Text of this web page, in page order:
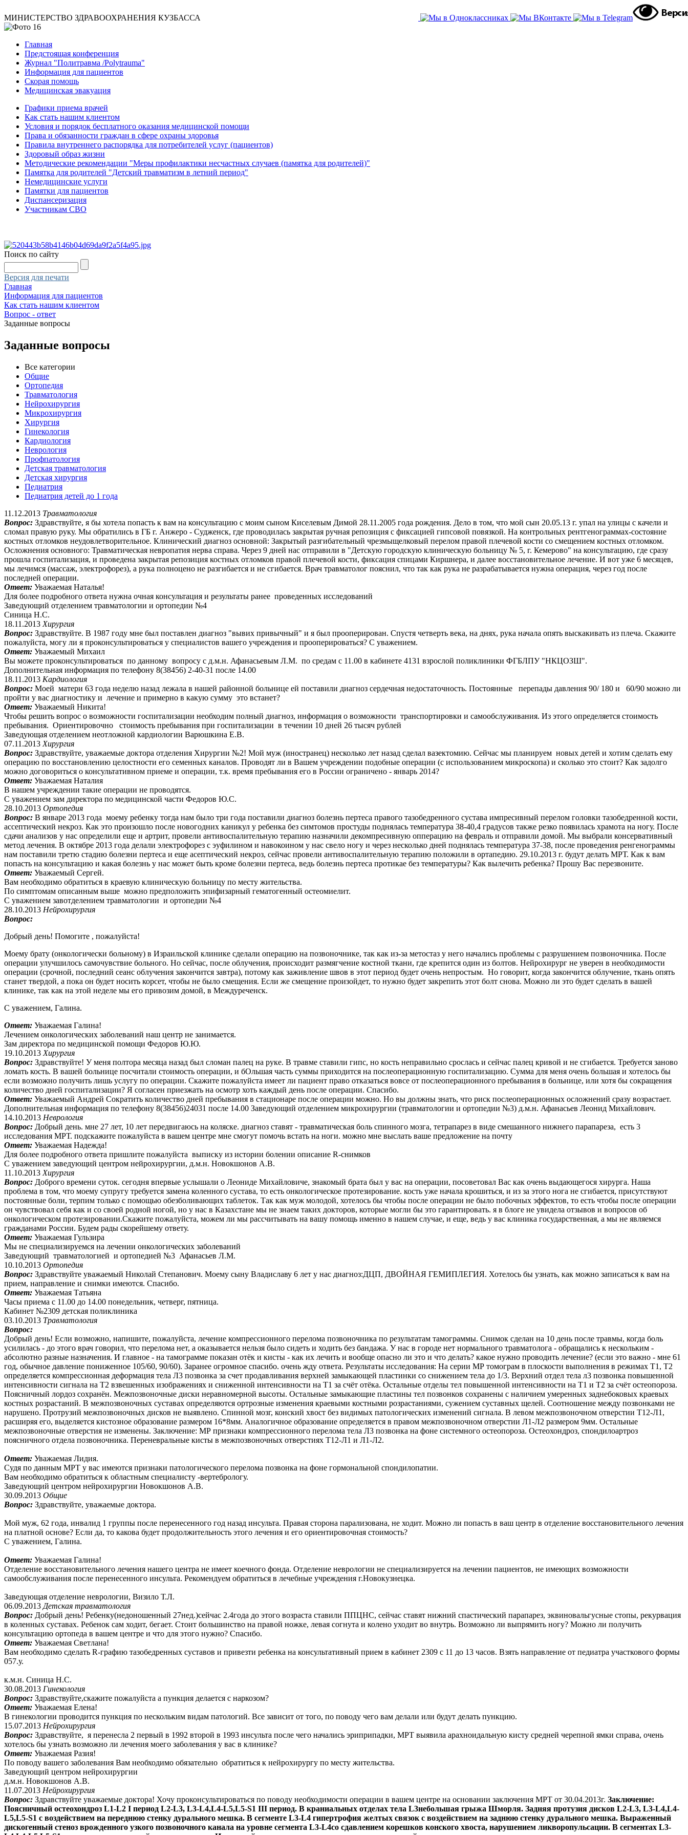
МИНИСТЕРСТВО ЗДРАВООХРАНЕНИЯ КУЗБАССА
Главная
Предстоящая конференция
Журнал "Политравма /Polytrauma"
Информация для пациентов
Скорая помощь
Медицинская эвакуация
Графики приема врачей
Как стать нашим клиентом
Условия и порядок бесплатного оказания медицинской помощи
Права и обязанности граждан в сфере охраны здоровья
Правила внутреннего распорядка для потребителей услуг (пациентов)
Здоровый образ жизни
Методические рекомендации "Меры профилактики несчастных случаев (памятка для родителей)"
Памятка для родителей "Детский травматизм в летний период"
Немедицинские услуги
Памятки для пациентов
Диспансеризация
Участникам СВО
Поиск по сайту
Версия для печати
Главная
Информация для пациентов
Как стать нашим клиентом
Вопрос - ответ
Заданные вопросы
Заданные вопросы
Все категории
Общие
Ортопедия
Травматология
Нейрохирургия
Микрохирургия
Хирургия
Гинекология
Кардиология
Неврология
Профпатология
Детская травматология
Детская хирургия
Педиатрия
Педиатрия детей до 1 года
11.12.2013 Травматология
Вопрос: Здравствуйте, я бы хотела попасть к вам на консультацию с моим сыном Киселевым Димой 28.11.2005 года рождения. Дело в том, что мой сын 20.05.13 г. упал на улицы с качели и
сломал правую руку. Мы обратились в ГБ г. Анжеро - Судженск, где проводилась закрытая ручная репозиция с фиксацией гипсовой повязкой. На контрольных рентгенограммах-состояние
костных отломков неудовлетворительное. Клинический диагноз основной: Закрытый разгибательный чрезмыщелковый перелом правой плечевой кости со смещением костных отломком.
Осложнения основного: Травматическая невропатия нерва справа. Через 9 дней нас отправили в "Детскую городскую клиническую больницу № 5, г. Кемерово" на консультацию, где сразу
прошла госпитализация, и проведена закрытая репозиция костных отломков правой плечевой кости, фиксация спицами Киршнера, и далее восстановительное лечение. И вот уже 6 месяцев,
мы лечимся (массаж, электрофорез), а рука полноцено не разгибается и не сгибается. Врач травматолог пояснил, что так как рука не разрабатывается нужна операция, через год после
последней операции.
Ответ: Уважаемая Наталья!
Для более подробного ответа нужна очная консультация и результаты ранее проведенных исследований
Заведующий отделением травматологии и ортопедии №4
Синица Н.С.
18.11.2013 Хирургия
Вопрос: Здравствуйте. В 1987 году мне был поставлен диагноз "вывих привычный" и я был прооперирован. Спустя четверть века, на днях, рука начала опять выскакивать из плеча. Скажите
пожалуйста, могу ли я проконсультироваться у специалистов вашего учреждения и прооперироваться? С уважением.
Ответ: Уважаемый Михаил
Вы можете проконсультироваться по данному вопросу с д.м.н. Афанасьевым Л.М. по средам с 11.00 в кабинете 4131 взрослой поликлиники ФГБЛПУ "НКЦОЗШ".
Дополнительная информация по телефону 8(38456) 2-40-31 после 14.00
18.11.2013 Кардиология
Вопрос: Моей матери 63 года неделю назад лежала в нашей районной больнице ей поставили диагноз сердечная недостаточность. Постоянные перепады давления 90/ 180 и 60/90 можно ли
пройти у вас диагностику и лечение и примерно в какую сумму это встанет?
Ответ: Уважаемый Никита!
Чтобы решить вопрос о возможности госпитализации необходим полный диагноз, информация о возможности транспортировки и самообслуживания. Из этого определяется стоимость
пребывания. Ориентировочно стоимость пребывания при госпитализации в течении 10 дней 26 тысяч рублей
Заведующая отделением неотложной кардиологии Варюшкина Е.В.
07.11.2013 Хирургия
Вопрос: Здравствуйте, уважаемые доктора отделения Хирургии №2! Мой муж (иностранец) несколько лет назад сделал вазектомию. Сейчас мы планируем новых детей и хотим сделать ему
операцию по восстановлению целостности его семенных каналов. Проводят ли в Вашем учреждении подобные операции (с использованием микроскопа) и сколько это стоит? Как задолго
можно договориться о консультативном приеме и операции, т.к. время пребывания его в России ограничено - январь 2014?
Ответ: Уважаемая Наталия
В нашем учреждении такие операции не проводятся.
С уважением зам директора по медицинской части Федоров Ю.С.
28.10.2013 Ортопедия
Вопрос: В январе 2013 года моему ребенку тогда нам было три года поставили диагноз болезнь пертеса правого тазобедренного сустава импресивный перелом головки тазобедренной кости,
ассептический некроз. Как это произошло после новогодних каникул у ребенка без симтомов простуды поднялась температура 38-40,4 градусов также резко появилась храмота на ногу. После
сдачи анализов у нас определили еще и артрит, провели антивоспалительную терапию назначили декомпресивную опперацию на февраль и отправили домой. Мы выбрали консервативный
метод лечения. В октябре 2013 года делали электрофорез с эуфилином и навокоином у нас свело ногу и через несколько дней поднялась температура 37-38, после проведения ренгенограммы
нам поставили третю стадию болезни пертеса и еще асептический некроз, сейчас провели антивоспалительную терапию положили в ортапедию. 29.10.2013 г. будут делать МРТ. Как к вам
попасть на консультацию и какая болезнь у нас может быть кроме болезни пертеса, ведь болезнь пертеса протикае без температуры? Как вылечить ребенка? Прошу Вас перезвоните.
Ответ: Уважаемый Сергей.
Вам необходимо обратиться в краевую клиническую больницу по месту жительства.
По симптомам описанным выше можно предположить эпифизарный гематогенный остеомиелит.
С уважением завотделением травматологии и ортопедии №4
28.10.2013 Нейрохирургия
Вопрос:
Добрый день! Помогите , пожалуйста!
Моему брату (онкологически больному) в Израильской клинике сделали операцию на позвоночнике, так как из-за метостаз у него начались проблемы с разрушением позвоночника. После
операции улучшилось самочувствие больного. Но сейчас, после облучения, происходит размягчение костной ткани, где крепится один из болтов. Нейрохирург не уверен в необходимости
операции (срочной, последний сеанс облучения закончится завтра), потому как заживление швов в этот период будет очень непростым. Но говорит, когда закончится облучение, ткань опять
станет твердой, а пока он будет носить корсет, чтобы не было смещения. Если же смещение произойдет, то нужно будет закрепить этот болт снова. Можно ли это будет сделать в вашей
клинике, так как на этой неделе мы его привозим домой, в Междуреченск.
С уважением, Галина.
Ответ: Уважаемая Галина!
Лечением онкологических заболеваний наш центр не занимается.
Зам директора по медицинской помощи Федоров Ю.Ю.
19.10.2013 Хирургия
Вопрос: Здравствуйте! У меня полтора месяца назад был сломан палец на руке. В травме ставили гипс, но кость неправильно срослась и сейчас палец кривой и не сгибается. Требуется заново
ломать кость. В вашей больнице посчитали стоимость операции, и бОльшая часть суммы приходится на послеоперационную госпитализацию. Сумма для меня очень большая и хотелось бы
если возможно получить лишь услугу по операции. Скажите пожалуйста имеет ли пациент право отказаться вовсе от послеоперационного пребывания в больнице, или хотя бы сокращения
количество дней госпитализации? Я согласен приезжать на осмотр хоть каждый день после операции. Спасибо.
Ответ: Уважаемый Андрей Сократить количество дней пребывания в стационаре после операции можно. Но вы должны знать, что риск послеоперационных осложнений сразу возрастает.
Дополнительная информация по телефону 8(38456)24031 после 14.00 Заведующий отделением микрохирургии (травматологии и ортопедии №3) д.м.н. Афанасьев Леонид Михайлович.
14.10.2013 Неврология
Вопрос: Добрый день. мне 27 лет, 10 лет передвигаюсь на коляске. диагноз ставят - травматическая боль спинного мозга, тетрапарез в виде смешанного нижнего парапареза, есть 3
исследования МРТ. подскажите пожалуйста в вашем центре мне смогут помочь встать на ноги. можно мне выслать ваше предложение на почту
Ответ: Уважаемая Надежда!
Для более подробного ответа пришлите пожалуйста выписку из истории болении описание R-снимков
С уважением заведующий центром нейрохирургии, д.м.н. Новокшонов А.В.
11.10.2013 Хирургия
Вопрос: Доброго времени суток. сегодня впервые услышали о Леониде Михайловиче, знакомый брата был у вас на операции, посоветовал Вас как очень выдающегося хирурга. Наша
проблема в том, что моему супругу требуется замена коленного сустава, то есть онкологическое протезирование. кость уже начала крошиться, и из за этого нога не сгибается, присутствуют
постоянные боли, терпим только с помощью обезболивающих таблеток. Так как муж молодой, хотелось бы чтобы после операции не было побочных эффектов, то есть чтобы после операции
он чувствовал себя как и со своей родной ногой, но у нас в Казахстане мы не знаем таких докторов, которые могли бы это гарантировать. я в блоге не увидела отзывов и вопросов об
онкологическом протезировании.Скажите пожалуйста, можем ли мы рассчитывать на вашу помощь именно в нашем случае, и еще, ведь у вас клиника государственная, а мы не являемся
гражданами России. Будем рады скорейшему ответу.
Ответ: Уважаемая Гульзира
Мы не специализируемся на лечении онкологических заболеваний
Заведующий травматологией и ортопедией №3 Афанасьев Л.М.
10.10.2013 Ортопедия
Вопрос: Здравствуйте уважаемый Николай Степанович. Моему сыну Владиславу 6 лет у нас диагноз:ДЦП, ДВОЙНАЯ ГЕМИПЛЕГИЯ. Хотелось бы узнать, как можно записаться к вам на
прием, направление и снимки имеются. Спасибо.
Ответ: Уважаемая Татьяна
Часы приема с 11.00 до 14.00 понедельник, четверг, пятница.
Кабинет №2309 детская поликлиника
03.10.2013 Травматология
Вопрос:
Добрый день! Если возможно, напишите, пожалуйста, лечение компрессионного перелома позвоночника по результатам тамограммы. Снимок сделан на 10 день после травмы, когда боль
усилилась - до этого врач говорил, что перелома нет, а оказывается нельзя было сидеть и ходить без бандажа. У нас в городе нет нормального травматолога - обращались к нескольким -
абсолютно разные назначения. И главное - на тамограмме показан отёк и кисты - как их лечить и вообще опасно ли это и что делать? какое нужно проводить лечение? (если это важно - мне 61
год, обычное давление пониженное 105/60, 90/60). Заранее огромное спасибо. очень жду ответа. Результаты исследования: На серии МР томограм в плоскости выполнения в режимах Т1, Т2
определяется компрессионная деформация тела Л3 позвонка за счет продавливания верхней замыкающей пластинки со снижением тела до 1/3. Верхний отдел тела л3 позвонка повышенной
интенсивности сигнала на Т2 взвешенных изображениях и сниженной интенсивности на Т1 за счёт отёка. Остальные отделы тел повышенной интенсивности на Т1 и Т2 за счёт остеопороза.
Поясничный лордоз сохранён. Межпозвоночные диски неравномерной высоты. Остальные замыкающие пластины тел позвонков сохранены с наличием умеренных заднебоковых краевых
костных розрастаний. В межпозвоночных суставах определяются ортрозные изменения краевыми костными розрастаниями, сужением суставных щелей. Соотношение между позвонками не
нарушено. Протрузий межпозвоночных дисков не выявлено. Спинной мозг, конский хвост без видимых патологических изменений сигнала. В левом межпозвоночном отверстии Т12-Л1,
расширяя его, выделяется кистозное образование размером 16*8мм. Аналогичное образование определяется в правом межпозвоночном отверстии Л1-Л2 размером 9мм. Остальные
межпозвоночные отверстия не изменены. Заключение: МР признаки компрессионного перелома тела Л3 позвонка на фоне системного остеопороза. Остеохондроз, спондилоартроз
поясничного отдела позвоночника. Переневральные кисты в межпозвоночных отверстиях Т12-Л1 и Л1-Л2.
Ответ: Уважаемая Лидия.
Судя по данным МРТ у вас имеются признаки патологического перелома позвонка на фоне гормональной спондилопатии.
Вам необходимо обратиться к областным специалисту -вертебрологу.
Заведующий центром нейрохирургии Новокшонов А.В.
30.09.2013 Общие
Вопрос: Здравствуйте, уважаемые доктора.
Мой муж, 62 года, инвалид 1 группы после перенесенного год назад инсульта. Правая сторона парализована, не ходит. Можно ли попасть в ваш центр в отделение восстановительного лечения
на платной основе? Если да, то какова будет продолжительность этого лечения и его ориентировочная стоимость?
С уважением, Галина.
Ответ: Уважаемая Галина!
Отделение восстановительного лечения нашего центра не имеет коечного фонда. Отделение неврологии не специализируется на лечении пациентов, не имеющих возможности
самообслуживания после перенесенного инсульта. Рекомендуем обратиться в лечебные учреждения г.Новокузнецка.
Заведующая отделение неврологии, Визило Т.Л.
06.09.2013 Детская травматология
Вопрос: Добрый день! Ребенку(недоношенный 27нед.)сейчас 2.4года до этого возраста ставили ППЦНС, сейчас ставят нижний спастический парапарез, эквиновальгусные стопы, рекурвация
в коленных суставах. Ребенок сам ходит, бегает. Стоит большинство на правой ножке, левая согнута и колено уходит во внутрь. Возможно ли выпрямить ногу? Можно ли получить
консультацию ортопеда в вашем центре и что для этого нужно? Спасибо.
Ответ: Уважаемая Светлана!
Вам необходимо сделать R-графию тазобедренных суставов и привезти ребенка на консультативный прием в кабинет 2309 с 11 до 13 часов. Взять направление от педиатра участкового формы
057.у.
к.м.н. Синица Н.С.
30.08.2013 Гинекология
Вопрос: Здравствуйте,скажите пожалуйста а пункция делается с наркозом?
Ответ: Уважаемая Елена!
В гинекологии проводится пункция по нескольким видам патологий. Все зависит от того, по поводу чего вам делали или будут делать пункцию.
15.07.2013 Нейрохирургия
Вопрос: Здравствуйте, я перенесла 2 первый в 1992 второй в 1993 инсульта после чего начались эриприпадки, МРТ выявила арахноидальную кисту средней черепной ямки справа, очень
хотелось бы узнать возможно ли лечения моего заболевания у вас в клинике?
Ответ: Уважаемая Разия!
По поводу вашего заболевания Вам необходимо обязательно обратиться к нейрохирургу по месту жительства.
Заведующий центром нейрохирургии
д.м.н. Новокшонов А.В.
11.07.2013 Нейрохирургия
Вопрос: Здравствуйте уважаемые доктора! Хочу проконсультироваться по поводу необходимости операции в вашем центре на основании заключения МРТ от 30.04.2013г. Заключение:
Поясничный остеохондроз L1-L2 I период L2-L3, L3-L4,L4-L5,L5-S1 III период. В краниальных отделах тела L3небольшая грыжа Шморля. Задняя протузия дисков L2-L3, L3-L4,L4-
L5,L5-S1 с воздействием на переднюю стенку дурального мешка. В сегменте L3-L4 гипертрофия желтых связок с воздействием на заднюю стенку дурального мешка. Выраженный
дискогенный стеноз врожденного узкого позвоночного канала на уровне сегмента L3-L4со сдавлением корешков конского хвоста, нарушением ликворопульсации. В сегментах L3-